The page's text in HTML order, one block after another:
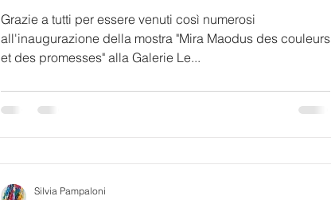
Grazie a tutti per essere venuti così numerosi
all'inaugurazione della mostra "Mira Maodus des couleurs
et des promesses" alla Galerie Le...
Silvia Pampaloni